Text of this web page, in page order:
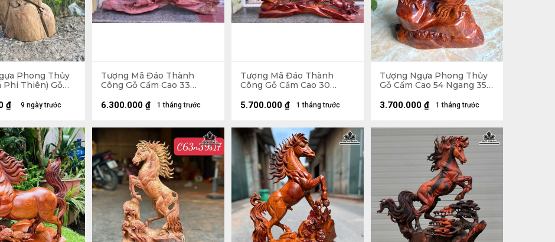
Phong Thủy
Phi Thiên) Gỗ
(cm)9 ngày trước
₫
Tượng Mã Đáo Thành
Công Gỗ Cẩm Cao 33
1 tháng trước
6.300.000 ₫
Tượng Mã Đáo Thành
Công Gỗ Cẩm Cao 30
1 tháng trước
5.700.000 ₫
Tượng Ngựa Phong Thủy
Gỗ Cẩm Cao 54 Ngang 35
1 tháng trước
3.700.000 ₫